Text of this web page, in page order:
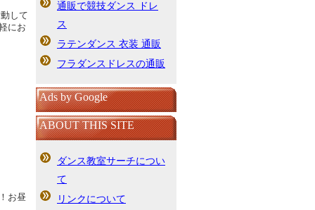
して
にお
お昼
通販で競技ダンス ドレ
ス
ラテンダンス 衣装 通販
フラダンスドレスの通販
Ads by Google
ABOUT THIS SITE
ダンス教室サーチについ
て
リンクについて